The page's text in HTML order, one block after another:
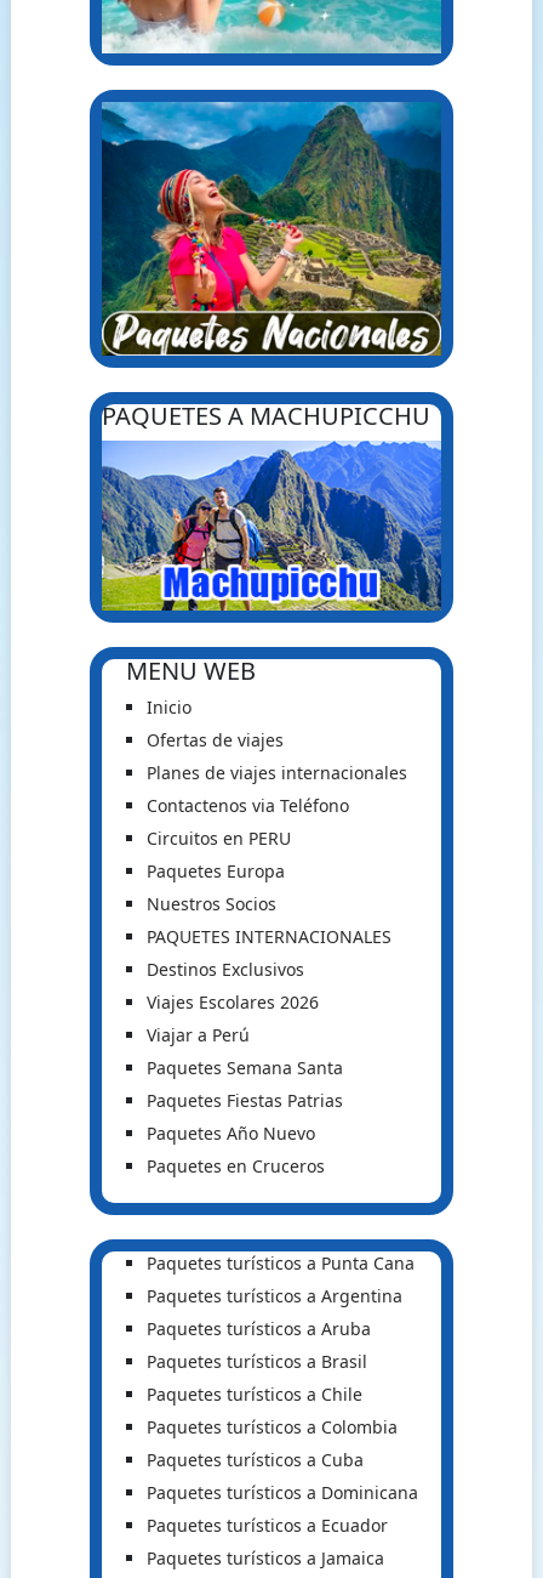
PAQUETES A MACHUPICCHU
MENU WEB
Inicio
Ofertas de viajes
Planes de viajes internacionales
Contactenos via Teléfono
Circuitos en PERU
Paquetes Europa
Nuestros Socios
PAQUETES INTERNACIONALES
Destinos Exclusivos
Viajes Escolares 2026
Viajar a Perú
Paquetes Semana Santa
Paquetes Fiestas Patrias
Paquetes Año Nuevo
Paquetes en Cruceros
Paquetes turísticos a Punta Cana
Paquetes turísticos a Argentina
Paquetes turísticos a Aruba
Paquetes turísticos a Brasil
Paquetes turísticos a Chile
Paquetes turísticos a Colombia
Paquetes turísticos a Cuba
Paquetes turísticos a Dominicana
Paquetes turísticos a Ecuador
Paquetes turísticos a Jamaica